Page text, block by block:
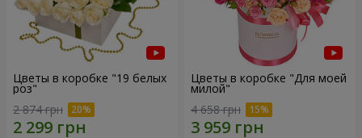
Цветы в коробке "19 белых
роз"
2 874 грн
Цветы в коробке "Для моей
милой"
4 658 грн